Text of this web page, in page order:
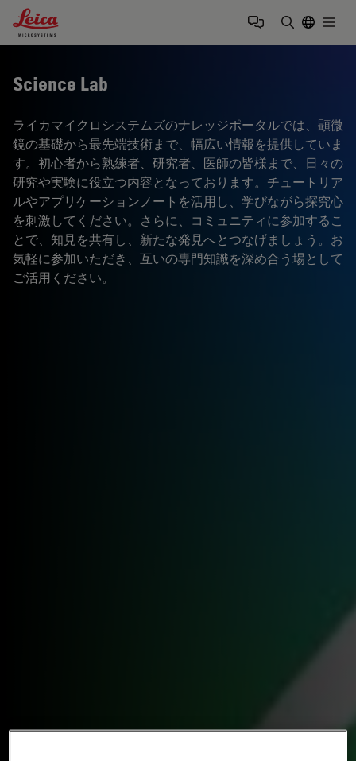
Leica Microsystems Logo
Science Lab
ライカマイクロシステムズのナレッジポータルでは、顕微
鏡の基礎から最先端技術まで、幅広い情報を提供していま
す。初心者から熟練者、研究者、医師の皆様まで、日々の
研究や実験に役立つ内容となっております。チュートリア
ルやアプリケーションノートを活用し、学びながら探究心
を刺激してください。さらに、コミュニティに参加するこ
とで、知見を共有し、新たな発見へとつなげましょう。お
気軽に参加いただき、互いの専門知識を深め合う場として
ご活用ください。